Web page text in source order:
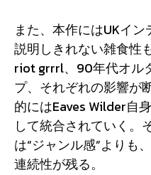
また、本作にはUKイ
説明しきれない雑食性
riot grrrl、90年代オル
プ、それぞれの影響が
的にはEaves Wilder自
して統合されていく。
は“ジャンル感”よりも
連続性が残る。